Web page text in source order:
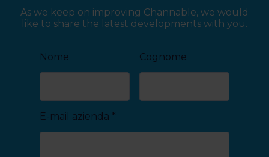
As we keep on improving Channable, we would
like to share the latest developments with you.
Nome Cognome
E-mail azienda *